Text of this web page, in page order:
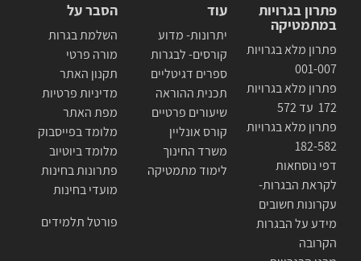
פתרון בגרויות
במתמטיקה
פתרון מלא בגרויות
001-007
פתרון מלא בגרויות
172 עד 572
פתרון מלא בגרויות
182-582
דפי נוסחאות
לקראת הבגרות-
עקרונות חשובים
מידע על הבגרות
הקרובה
עוד
יתרונות- מדוע
קורסים- לבגרות
ספרים דגיטליים
תכנית ההוראה
שיעורים פרטיים
קורס אונליין
משרד החינוך
לימוד מתמטיקה
הסבר על
השלמת בגרות
מורה פרטי
תקנון האתר
מדיניות פרטיות
מפת האתר
מלומד בפייסבוק
מלומד ביוטיוב
פתרונות בחינות
מועדי בחינות
פורטל תלמידים